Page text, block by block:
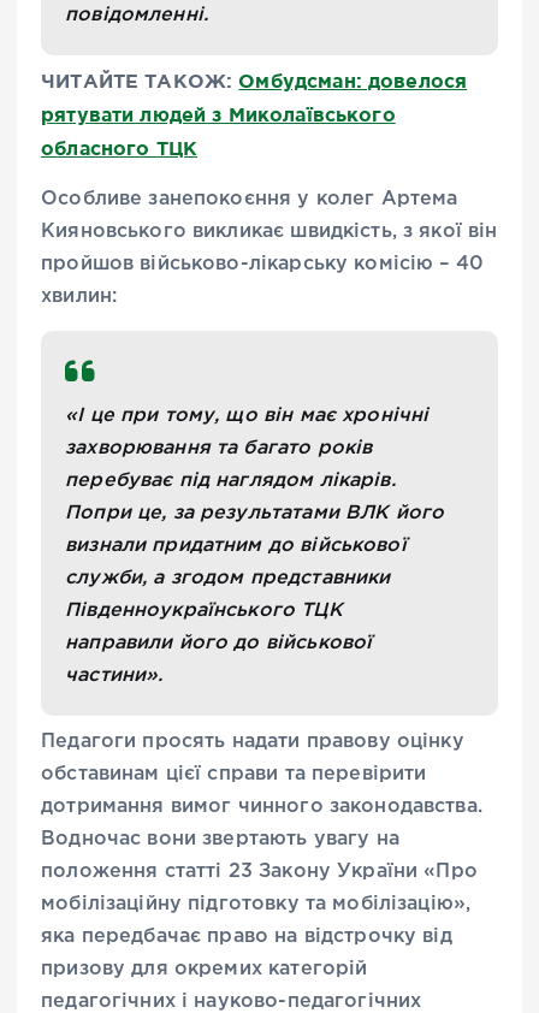
повідомленні.
ЧИТАЙТЕ ТАКОЖ:Омбудсман: довелося
рятувати людей з Миколаївського
обласного ТЦК
Особливе занепокоєння у колег Артема
Кияновського викликає швидкість, з якої він
пройшов військово-лікарську комісію – 40
хвилин:
«І це при тому, що він має хронічні
захворювання та багато років
перебуває під наглядом лікарів.
Попри це, за результатами ВЛК його
визнали придатним до військової
служби, а згодом представники
Південноукраїнського ТЦК
направили його до військової
частини».
Педагоги просять надати правову оцінку
обставинам цієї справи та перевірити
дотримання вимог чинного законодавства.
Водночас вони звертають увагу на
положення статті 23 Закону України «Про
мобілізаційну підготовку та мобілізацію»,
яка передбачає право на відстрочку від
призову для окремих категорій
педагогічних і науково-педагогічних